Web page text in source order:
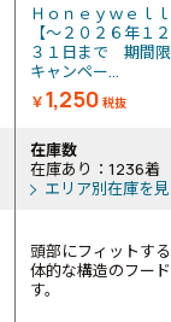
Ｈｏｎｅｙｗｅｌ
【～２０２６年１
３１日まで 期間
キャンペー...
￥1,250 税抜
在庫数
在庫あり：1236着
エリア別在庫を
頭部にフィットす
体的な構造のフー
す。